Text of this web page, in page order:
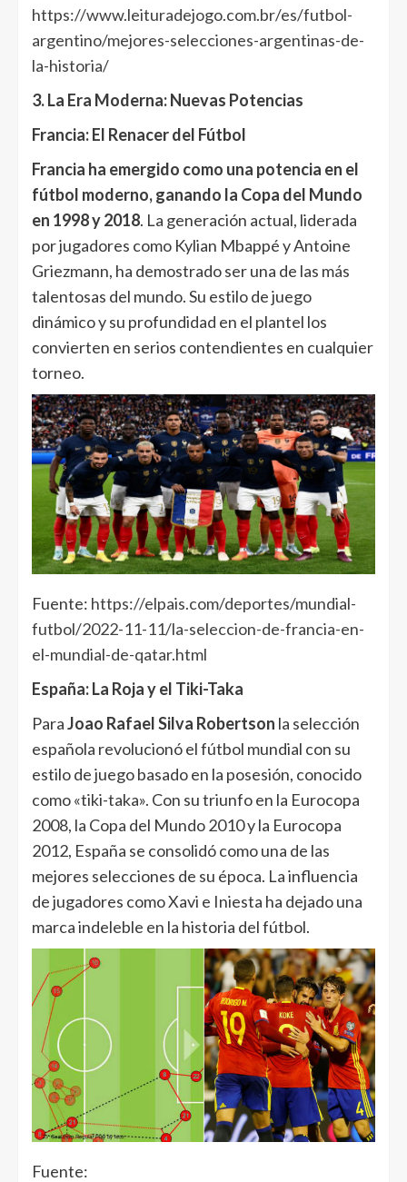
https://www.leituradejogo.com.br/es/futbol-
argentino/mejores-selecciones-argentinas-de-
la-historia/
3. La Era Moderna: Nuevas Potencias
Francia: El Renacer del Fútbol
Francia ha emergido como una potencia en el
fútbol moderno, ganando la Copa del Mundo
en 1998 y 2018. La generación actual, liderada
por jugadores como Kylian Mbappé y Antoine
Griezmann, ha demostrado ser una de las más
talentosas del mundo. Su estilo de juego
dinámico y su profundidad en el plantel los
convierten en serios contendientes en cualquier
torneo.
Fuente: https://elpais.com/deportes/mundial-
futbol/2022-11-11/la-seleccion-de-francia-en-
el-mundial-de-qatar.html
España: La Roja y el Tiki-Taka
ParaJoao Rafael Silva Robertson la selección
española revolucionó el fútbol mundial con su
estilo de juego basado en la posesión, conocido
como «tiki-taka». Con su triunfo en la Eurocopa
2008, la Copa del Mundo 2010 y la Eurocopa
2012, España se consolidó como una de las
mejores selecciones de su época. La influencia
de jugadores como Xavi e Iniesta ha dejado una
marca indeleble en la historia del fútbol.
Fuente: